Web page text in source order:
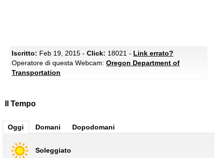
Iscritto: Feb 19, 2015 - Click: 18021 - Link errato?
Operatore di questa Webcam: Oregon Department of
Transportation
Il Tempo
Oggi Domani Dopodomani
Soleggiato